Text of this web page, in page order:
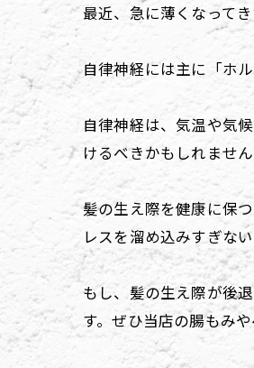
最近、急に薄くなって
自律神経には主に「ホ
自律神経は、気温や気
けるべきかもしれません
髪の生え際を健康に保
レスを溜め込みすぎな
もし、髪の生え際が後
す。ぜひ当店の腸もみ